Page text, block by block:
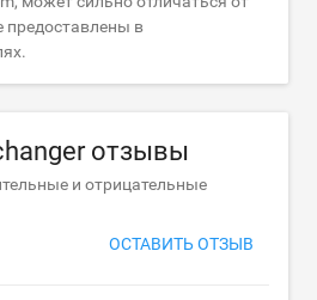
предоставлены в
отзывы
и отрицательные
ОСТАВИТЬ ОТЗЫВ